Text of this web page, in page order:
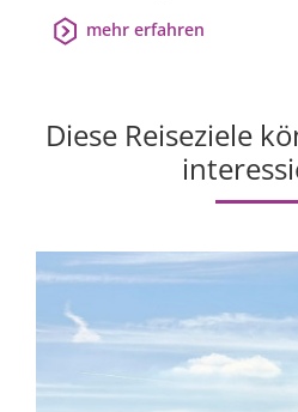
mehr erfahren
Diese Reiseziele